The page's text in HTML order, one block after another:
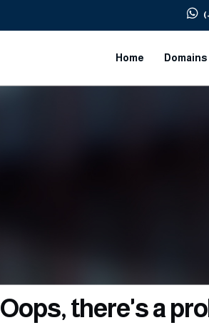
Home Domains
Oops, there's a